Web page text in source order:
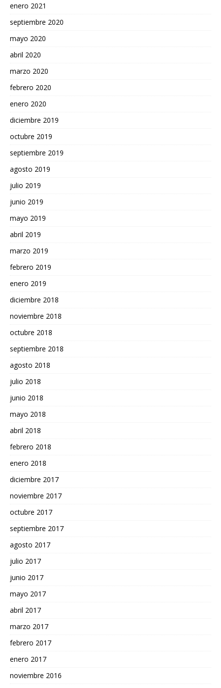
enero 2021
septiembre 2020
mayo 2020
abril 2020
marzo 2020
febrero 2020
enero 2020
diciembre 2019
octubre 2019
septiembre 2019
agosto 2019
julio 2019
junio 2019
mayo 2019
abril 2019
marzo 2019
febrero 2019
enero 2019
diciembre 2018
noviembre 2018
octubre 2018
septiembre 2018
agosto 2018
julio 2018
junio 2018
mayo 2018
abril 2018
febrero 2018
enero 2018
diciembre 2017
noviembre 2017
octubre 2017
septiembre 2017
agosto 2017
julio 2017
junio 2017
mayo 2017
abril 2017
marzo 2017
febrero 2017
enero 2017
noviembre 2016